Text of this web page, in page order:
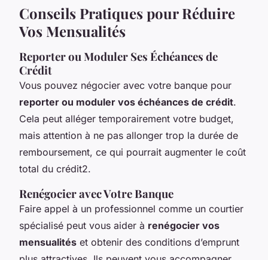
Conseils Pratiques pour Réduire
Vos Mensualités
Reporter ou Moduler Ses Échéances de
Crédit
Vous pouvez négocier avec votre banque pour
reporter ou moduler vos échéances de crédit.
Cela peut alléger temporairement votre budget,
mais attention à ne pas allonger trop la durée de
remboursement, ce qui pourrait augmenter le coût
total du crédit2.
Renégocier avec Votre Banque
Faire appel à un professionnel comme un courtier
spécialisé peut vous aider à renégocier vos
mensualités et obtenir des conditions d’emprunt